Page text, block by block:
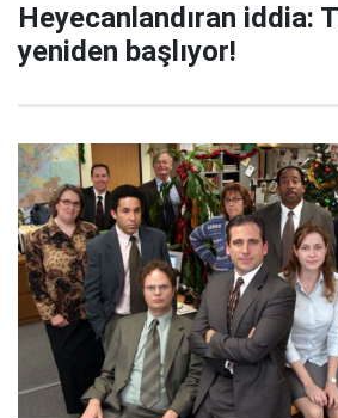
Heyecanlandıran iddia:
yeniden başlıyor!